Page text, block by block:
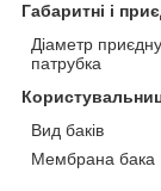
Габаритні і
Діаметр
патрубка
Вид баків
Мембрана бака